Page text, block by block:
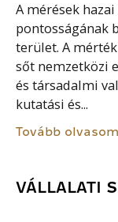
A mérések
pontosságának
terület. A
sőt nemzetközi
és társadalmi
kutatási és...
Tovább olvasom
VÁLLALATI